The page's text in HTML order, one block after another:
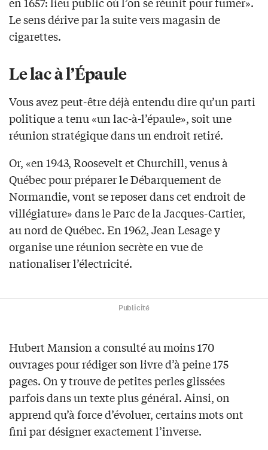
Le sens dérive par la suite vers magasin de
cigarettes.
Le lac à l’Épaule
Vous avez peut-être déjà entendu dire qu’un parti
politique a tenu «un lac-à-l’épaule», soit une
réunion stratégique dans un endroit retiré.
Or, «en 1943, Roosevelt et Churchill, venus à
Québec pour préparer le Débarquement de
Normandie, vont se reposer dans cet endroit de
villégiature» dans le Parc de la Jacques-Cartier,
au nord de Québec. En 1962, Jean Lesage y
organise une réunion secrète en vue de
nationaliser l’électricité.
Publicité
Hubert Mansion a consulté au moins 170
ouvrages pour rédiger son livre d’à peine 175
pages. On y trouve de petites perles glissées
parfois dans un texte plus général. Ainsi, on
apprend qu’à force d’évoluer, certains mots ont
fini par désigner exactement l’inverse.